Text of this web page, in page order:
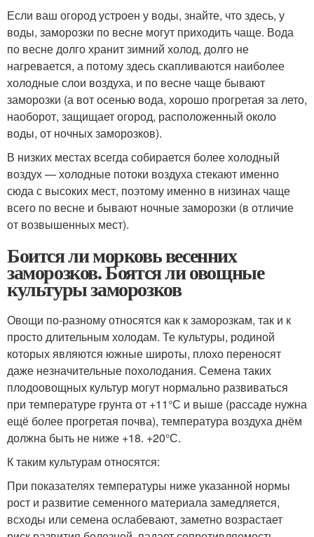
Если ваш огород устроен у воды, знайте, что здесь, у
воды, заморозки по весне могут приходить чаще. Вода
по весне долго хранит зимний холод, долго не
нагревается, а потому здесь скапливаются наиболее
холодные слои воздуха, и по весне чаще бывают
заморозки (а вот осенью вода, хорошо прогретая за лето,
наоборот, защищает огород, расположенный около
воды, от ночных заморозков).
В низких местах всегда собирается более холодный
воздух — холодные потоки воздуха стекают именно
сюда с высоких мест, поэтому именно в низинах чаще
всего по весне и бывают ночные заморозки (в отличие
от возвышенных мест).
Боится ли морковь весенних
заморозков. Боятся ли овощные
культуры заморозков
Овощи по-разному относятся как к заморозкам, так и к
просто длительным холодам. Те культуры, родиной
которых являются южные широты, плохо переносят
даже незначительные похолодания. Семена таких
плодоовощных культур могут нормально развиваться
при температуре грунта от +11°С и выше (рассаде нужна
ещё более прогретая почва), температура воздуха днём
должна быть не ниже +18. +20°С.
К таким культурам относятся:
При показателях температуры ниже указанной нормы
рост и развитие семенного материала замедляется,
всходы или семена ослабевают, заметно возрастает